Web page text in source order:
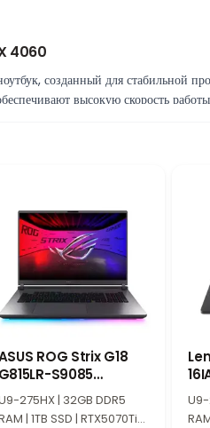
4060
созданный для стабильной
высокую скорость
в
охлаждения, обеспечивая
ноутбук отличным выбором для
ROG Strix G18
G815LR-S9085
M00390
275HX | 32GB DDR5
| 1TB SSD | RTX5070Ti
U9-